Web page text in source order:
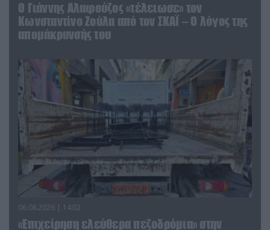
Ο Γιάννης Αλαφούζος «τέλειωσε» τον
Κωνσταντίνο Ζούλα από τον ΣΚΑΪ – Ο λόγος της
απομάκρυνσής του
06.08.2026 | 14:02
«Επιχείρηση ελεύθερα πεζοδρόμια» στην